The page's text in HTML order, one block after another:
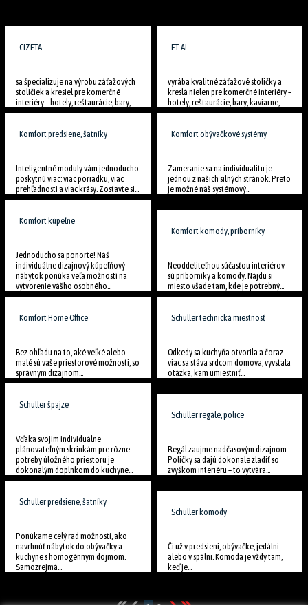
CIZETA
sa špecializuje na výrobu záťažových
stoličiek a kresiel pre komerčné
interiéry – hotely, reštaurácie, bary,...
ET AL.
vyrába kvalitné záťažové stoličky a
kreslá nielen pre komerčné interiéry –
hotely, reštaurácie, bary, kaviarne,...
Komfort predsiene, šatníky
Inteligentné moduly vám jednoducho
poskytnú viac: viac poriadku, viac
prehľadnosti a viac krásy. Zostavte si...
Komfort obývačkové systémy
Zameranie sa na individualitu je
jednou z našich silných stránok. Preto
je možné náš systémový...
Komfort kúpeľne
Jednoducho sa ponorte! Náš
individuálne dizajnový kúpeľňový
nábytok ponúka veľa možností na
vytvorenie vášho osobného...
Komfort komody, príborníky
Neoddeliteľnou súčasťou interiérov
sú príborníky a komody. Nájdu si
miesto všade tam, kde je potrebný...
Komfort Home Office
Bez ohľadu na to, aké veľké alebo
malé sú vaše priestorové možnosti, so
správnym dizajnom...
Schuller technická miestnosť
Odkedy sa kuchyňa otvorila a čoraz
viac sa stáva srdcom domova, vyvstala
otázka, kam umiestniť...
Schuller špajze
Vďaka svojim individuálne
plánovateľným skrinkám pre rôzne
potreby úložného priestoru je
dokonalým doplnkom do kuchyne...
Schuller regále, police
Regál zaujme nadčasovým dizajnom.
Poličky sa dajú dokonale zladiť so
zvyškom interiéru – to vytvára...
Schuller predsiene, šatníky
Ponúkame celý rad možností, ako
navrhnúť nábytok do obývačky a
kuchyne s homogénnym dojmom.
Samozrejmá...
Schuller komody
Či už v predsieni, obývačke, jedálni
alebo v spálni. Komoda je vždy tam,
keď je...
1 2